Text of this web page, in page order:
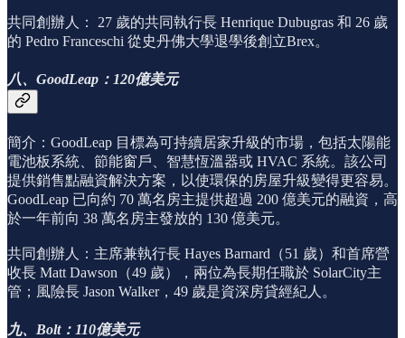
共同創辦人： 27 歲的共同執行長 Henrique Dubugras 和 26 歲
的 Pedro Franceschi 從史丹佛大學退學後創立Brex。
八、GoodLeap：120億美元
簡介：GoodLeap 目標為可持續居家升級的市場，包括太陽能
電池板系統、節能窗戶、智慧恆溫器或 HVAC 系統。該公司
提供銷售點融資解決方案，以使環保的房屋升級變得更容易。
GoodLeap 已向約 70 萬名房主提供超過 200 億美元的融資，高
於一年前向 38 萬名房主發放的 130 億美元。
共同創辦人：主席兼執行長 Hayes Barnard（51 歲）和首席營
收長 Matt Dawson（49 歲），兩位為長期任職於 SolarCity主
管；風險長 Jason Walker，49 歲是資深房貸經紀人。
九、Bolt：110億美元